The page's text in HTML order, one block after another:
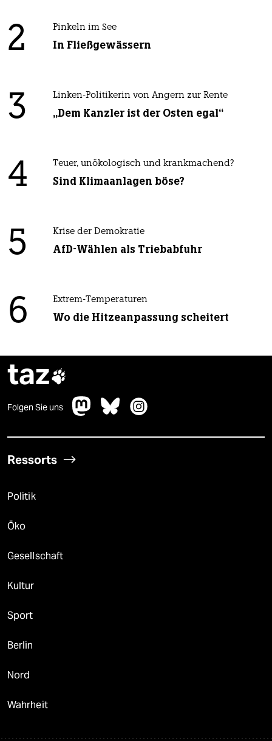
2 Pinkeln im See
In Fließgewässern
3 Linken-Politikerin von Angern zur Rente
„Dem Kanzler ist der Osten egal“
4 Teuer, unökologisch und krankmachend?
Sind Klimaanlagen böse?
5 Krise der Demokratie
AfD-Wählen als Triebabfuhr
6 Extrem-Temperaturen
Wo die Hitzeanpassung scheitert
taz
Folgen Sie uns
Ressorts
Politik
Öko
Gesellschaft
Kultur
Sport
Berlin
Nord
Wahrheit